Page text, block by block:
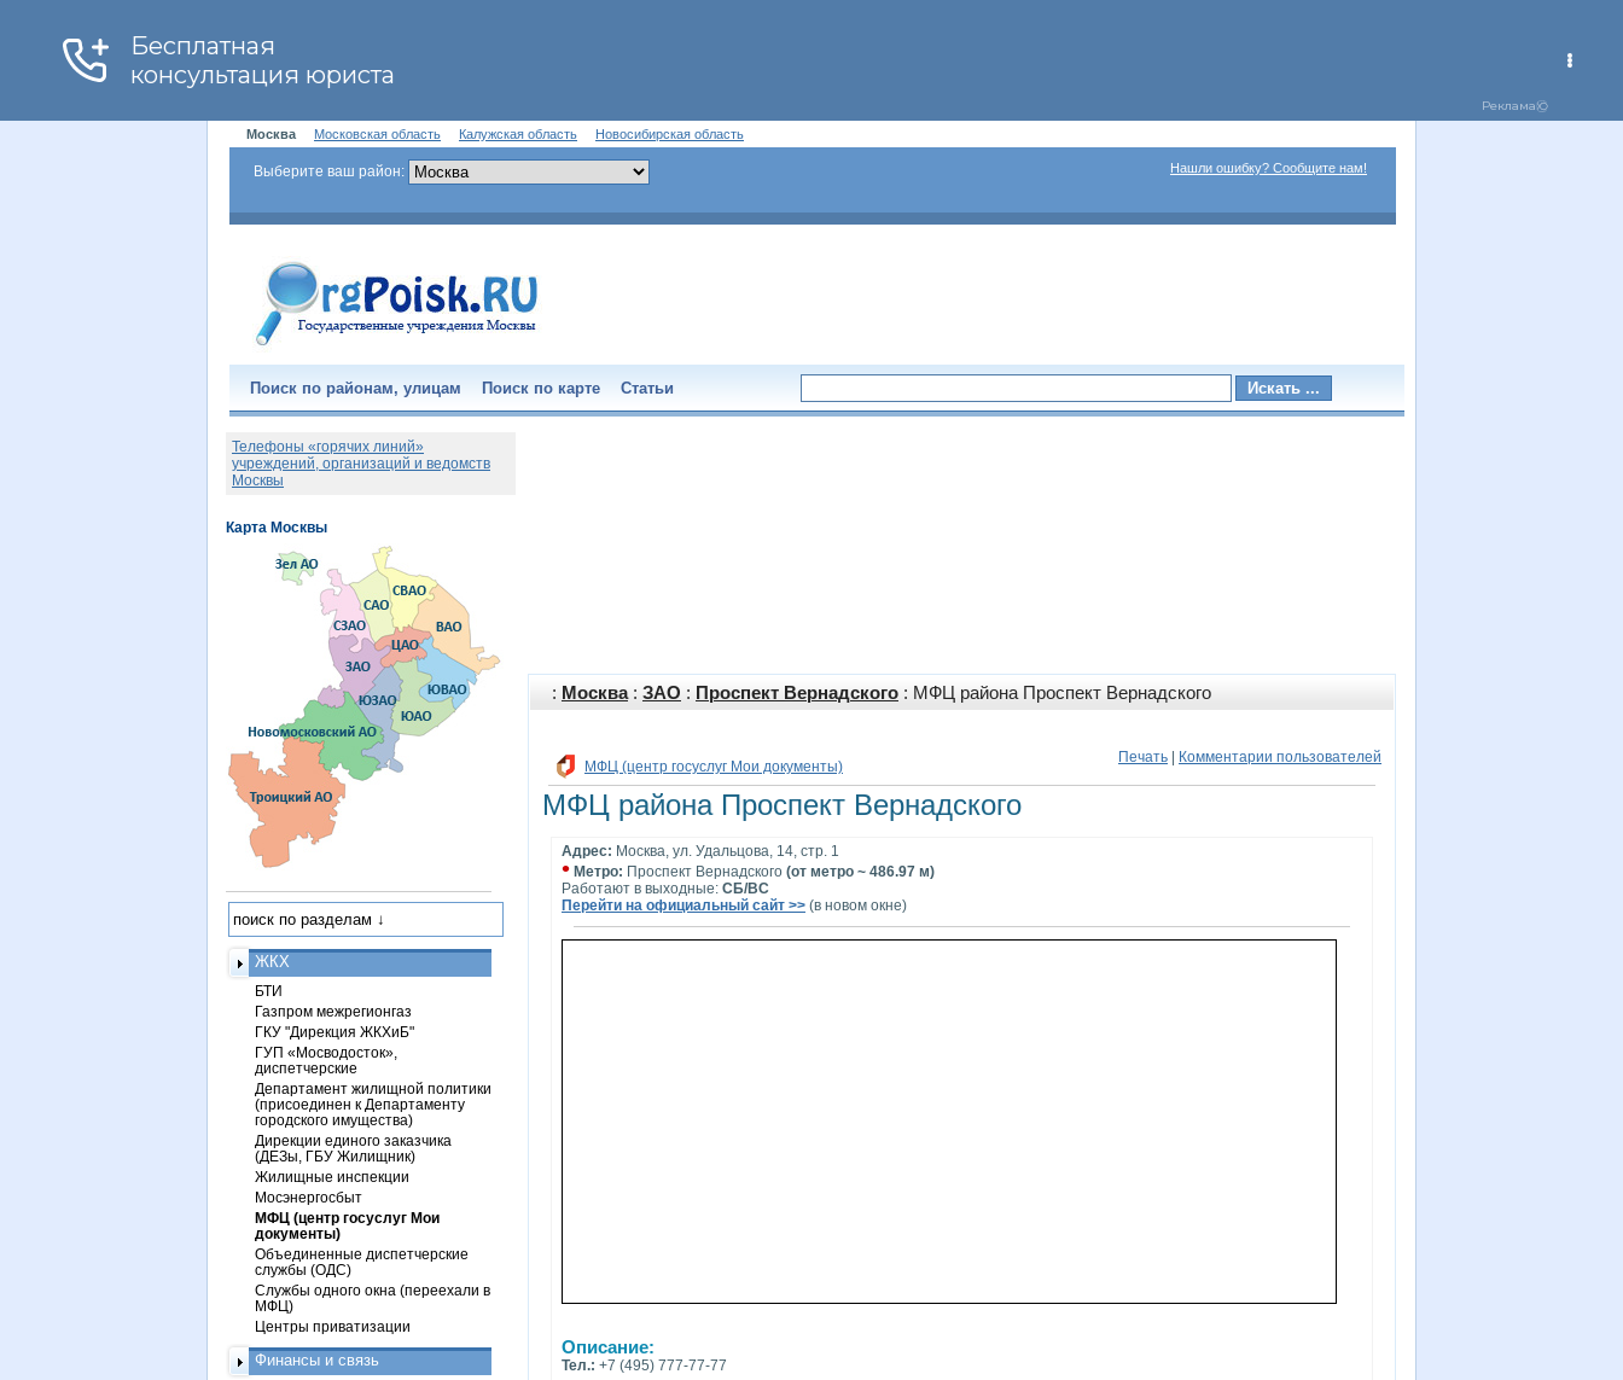
Москва Московская область Калужская область Новосибирская область
Выберите ваш район: Нашли ошибку? Сообщите нам!
Поиск по районам, улицам Поиск по карте Статьи
: Москва: ЗАО : Проспект Вернадского : МФЦ района Проспект Вернадского
Печать Комментарии пользователей
МФЦ (центр госуслуг Мои документы)
МФЦ района Проспект Вернадского
Адрес: Москва, ул. Удальцова, 14, стр. 1
• Метро: Проспект Вернадского (от метро ~ 486.97 м)
Работают в выходные: СБ/ВС
Перейти на официальный сайт >> (в новом окне)
Описание:
Тел.: +7 (495) 777-77-77
Телефоны «горячих линий»
учреждений, организаций и ведомств
Москвы
ЖКХ
БТИ
Газпром межрегионгаз
ГКУ "Дирекция ЖКХиБ"
ГУП «Мосводосток»,
диспетчерские
Департамент жилищной политики
(присоединен к Департаменту
городского имущества)
Дирекции единого заказчика
(ДЕЗы, ГБУ Жилищник)
Жилищные инспекции
Мосэнергосбыт
МФЦ (центр госуслуг Мои
документы)
Объединенные диспетчерские
службы (ОДС)
Службы одного окна (переехали в
МФЦ)
Центры приватизации
Финансы и связь